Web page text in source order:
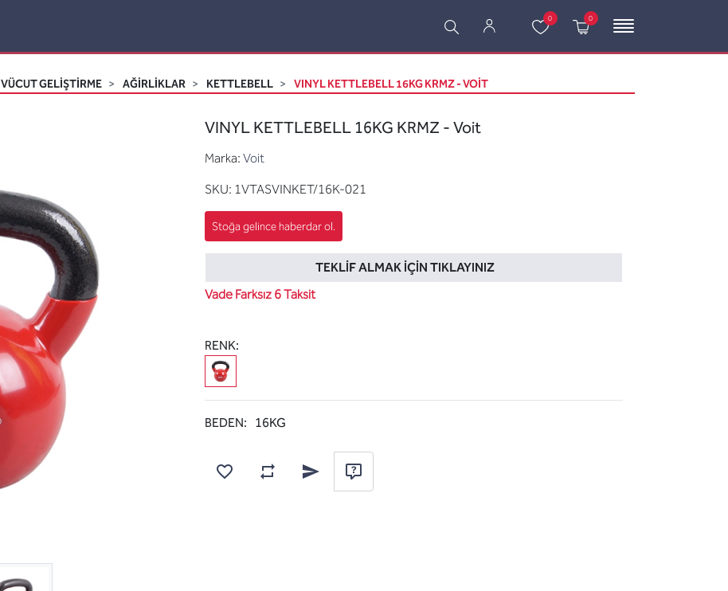
0 0
VÜCUT GELİŞTİRME AĞIRLIKLAR KETTLEBELL VINYL KETTLEBELL 16KG KRMZ - VOIT
VINYL KETTLEBELL 16KG KRMZ - Voit
Marka: Voit
SKU: 1VTASVINKET/16K-021
TEKLIF ALMAK İÇIN TIKLAYINIZ
Vade Farksız 6 Taksit
RENK:
BEDEN: 16KG
Favorilere ekle
Karşılaştırma listesine ekle
Arkadaşına e-posta ile gönder
Soru sor